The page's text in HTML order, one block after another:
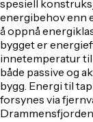
spesiell
energibehov enn
å oppnå
bygget er
innetemperatur
både passive og
bygg. Energi til
forsynes via